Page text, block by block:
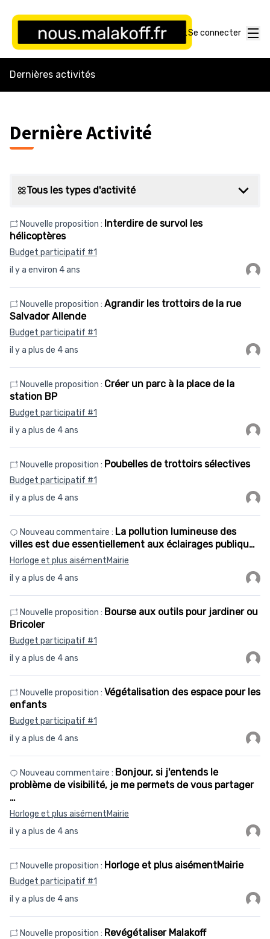
Se connecter
Dernières activités
Dernière Activité
Tous les types d'activité
il y a environ 4 ans
Nouvelle proposition : Interdire de survol les
hélicoptères
Budget participatif #1
il y a plus de 4 ans
Nouvelle proposition : Agrandir les trottoirs de la rue
Salvador Allende
Budget participatif #1
il y a plus de 4 ans
Nouvelle proposition : Créer un parc à la place de la
station BP
Budget participatif #1
il y a plus de 4 ans
Nouvelle proposition : Poubelles de trottoirs sélectives
Budget participatif #1
il y a plus de 4 ans
Nouveau commentaire : La pollution lumineuse des
villes est due essentiellement aux éclairages publiqu…
Horloge et plus aisémentMairie
il y a plus de 4 ans
Nouvelle proposition : Bourse aux outils pour jardiner ou
Bricoler
Budget participatif #1
il y a plus de 4 ans
Nouvelle proposition : Végétalisation des espace pour les
enfants
Budget participatif #1
il y a plus de 4 ans
Nouveau commentaire : Bonjour, si j'entends le
problème de visibilité, je me permets de vous partager
…
Horloge et plus aisémentMairie
il y a plus de 4 ans
Nouvelle proposition : Horloge et plus aisémentMairie
Budget participatif #1
Nouvelle proposition : Revégétaliser Malakoff